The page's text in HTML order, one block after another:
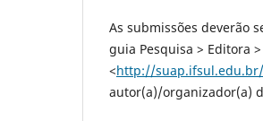
As submissões deverão
guia Pesquisa > Editora
<http://
autor(a)/organizador(a)